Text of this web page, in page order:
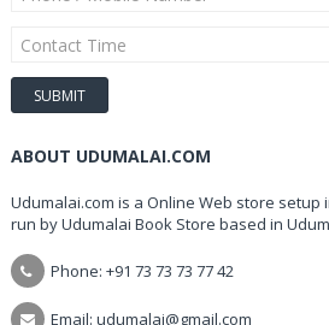
ABOUT UDUMALAI.COM
Udumalai.com is a Online Web store setup
run by Udumalai Book Store based in
Phone: +91 73 73 73 77 42
Email: udumalai@gmail.com